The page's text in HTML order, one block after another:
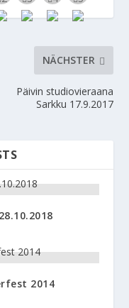
NÄCHSTER
Päivin studiovieraana
Sarkku 17.9.2017
2014